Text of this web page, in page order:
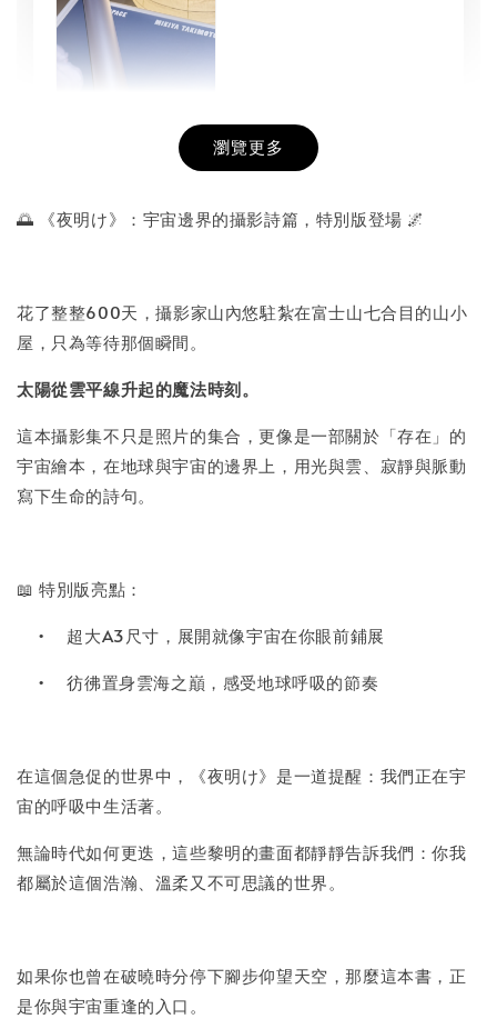
NT$ 50
- +
加入購物車
瀏覽更多
🌅 《夜明け》：宇宙邊界的攝影詩篇，特別版登場 🌌
花了整整600天，攝影家山內悠駐紮在富士山七合目的山小
屋，只為等待那個瞬間。
太陽從雲平線升起的魔法時刻。
這本攝影集不只是照片的集合，更像是一部關於「存在」的
宇宙繪本，在地球與宇宙的邊界上，用光與雲、寂靜與脈動
寫下生命的詩句。
📖 特別版亮點：
•
超大A3尺寸，展開就像宇宙在你眼前鋪展
•
彷彿置身雲海之巔，感受地球呼吸的節奏
在這個急促的世界中，《夜明け》是一道提醒：我們正在宇
宙的呼吸中生活著。
無論時代如何更迭，這些黎明的畫面都靜靜告訴我們：你我
都屬於這個浩瀚、溫柔又不可思議的世界。
如果你也曾在破曉時分停下腳步仰望天空，那麼這本書，正
是你與宇宙重逢的入口。